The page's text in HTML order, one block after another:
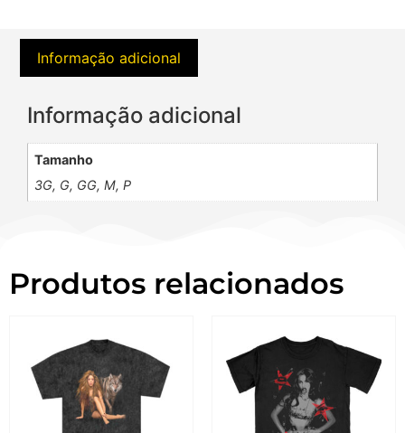
Informação adicional
Informação adicional
Tamanho
3G, G, GG, M, P
Produtos relacionados